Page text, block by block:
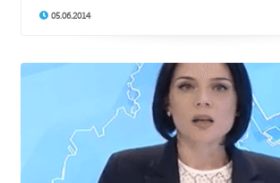
05.06.2014